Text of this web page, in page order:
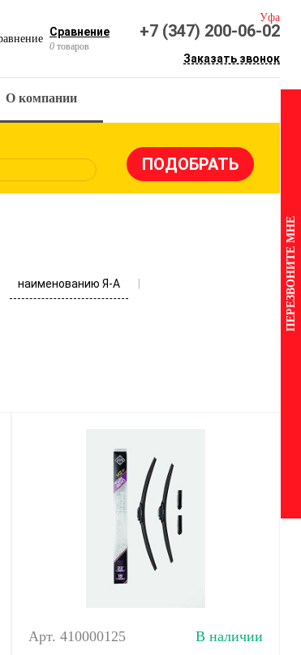
Сравнение
0 товаров
Уфа
+7 (347) 200-06-02
Заказать звонок
О компании
наименованию Я-А
Арт. 410000125
В наличии
ПЕРЕЗВОНИТЕ МНЕ